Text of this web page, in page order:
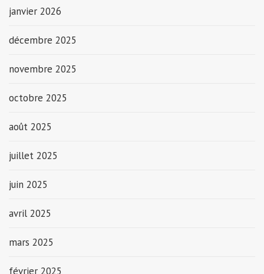
janvier 2026
décembre 2025
novembre 2025
octobre 2025
août 2025
juillet 2025
juin 2025
avril 2025
mars 2025
février 2025